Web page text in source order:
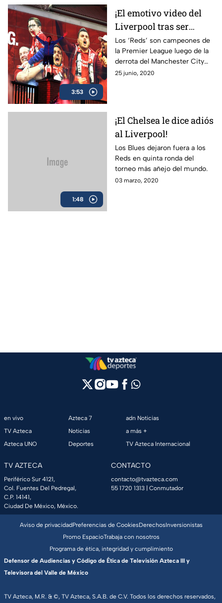
3:53
¡El emotivo video del
Liverpool tras ser
campeón de la Premier
League!
Los ‘Reds’ son campeones de
la Premier League luego de la
derrota del Manchester City
ante el Chelsea.
25 junio, 2020
1:48
¡El Chelsea le dice adiós
al Liverpool!
Los Blues dejaron fuera a los
Reds en quinta ronda del
torneo más añejo del mundo.
03 marzo, 2020
en vivo
TV Azteca
Azteca UNO
Azteca 7
Noticias
Deportes
adn Noticias
a más +
TV Azteca Internacional
TV AZTECA
Periférico Sur 4121,
Col. Fuentes Del Pedregal,
C.P. 14141,
Ciudad De México, México.
CONTACTO
contacto@tvazteca.com
55 1720 1313 | Conmutador
TV Azteca, M.R. & ©, TV Azteca, S.A.B. de C.V. Todos los derechos reservados,
Aviso de privacidadPreferencias de CookiesDerechosInversionistas
Promo EspacioTrabaja con nosotros
Programa de ética, integridad y cumplimiento
Defensor de Audiencias y Código de Ética de Televisión Azteca III y
Televisora del Valle de México